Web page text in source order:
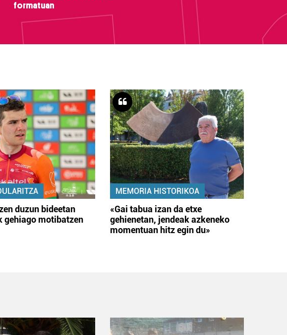
formatuan
duzun bideetan
gehiago motibatzen
MEMORIA HISTORIKOA
«Gai tabua izan da etxe
gehienetan, jendeak azkeneko
momentuan hitz egin du»